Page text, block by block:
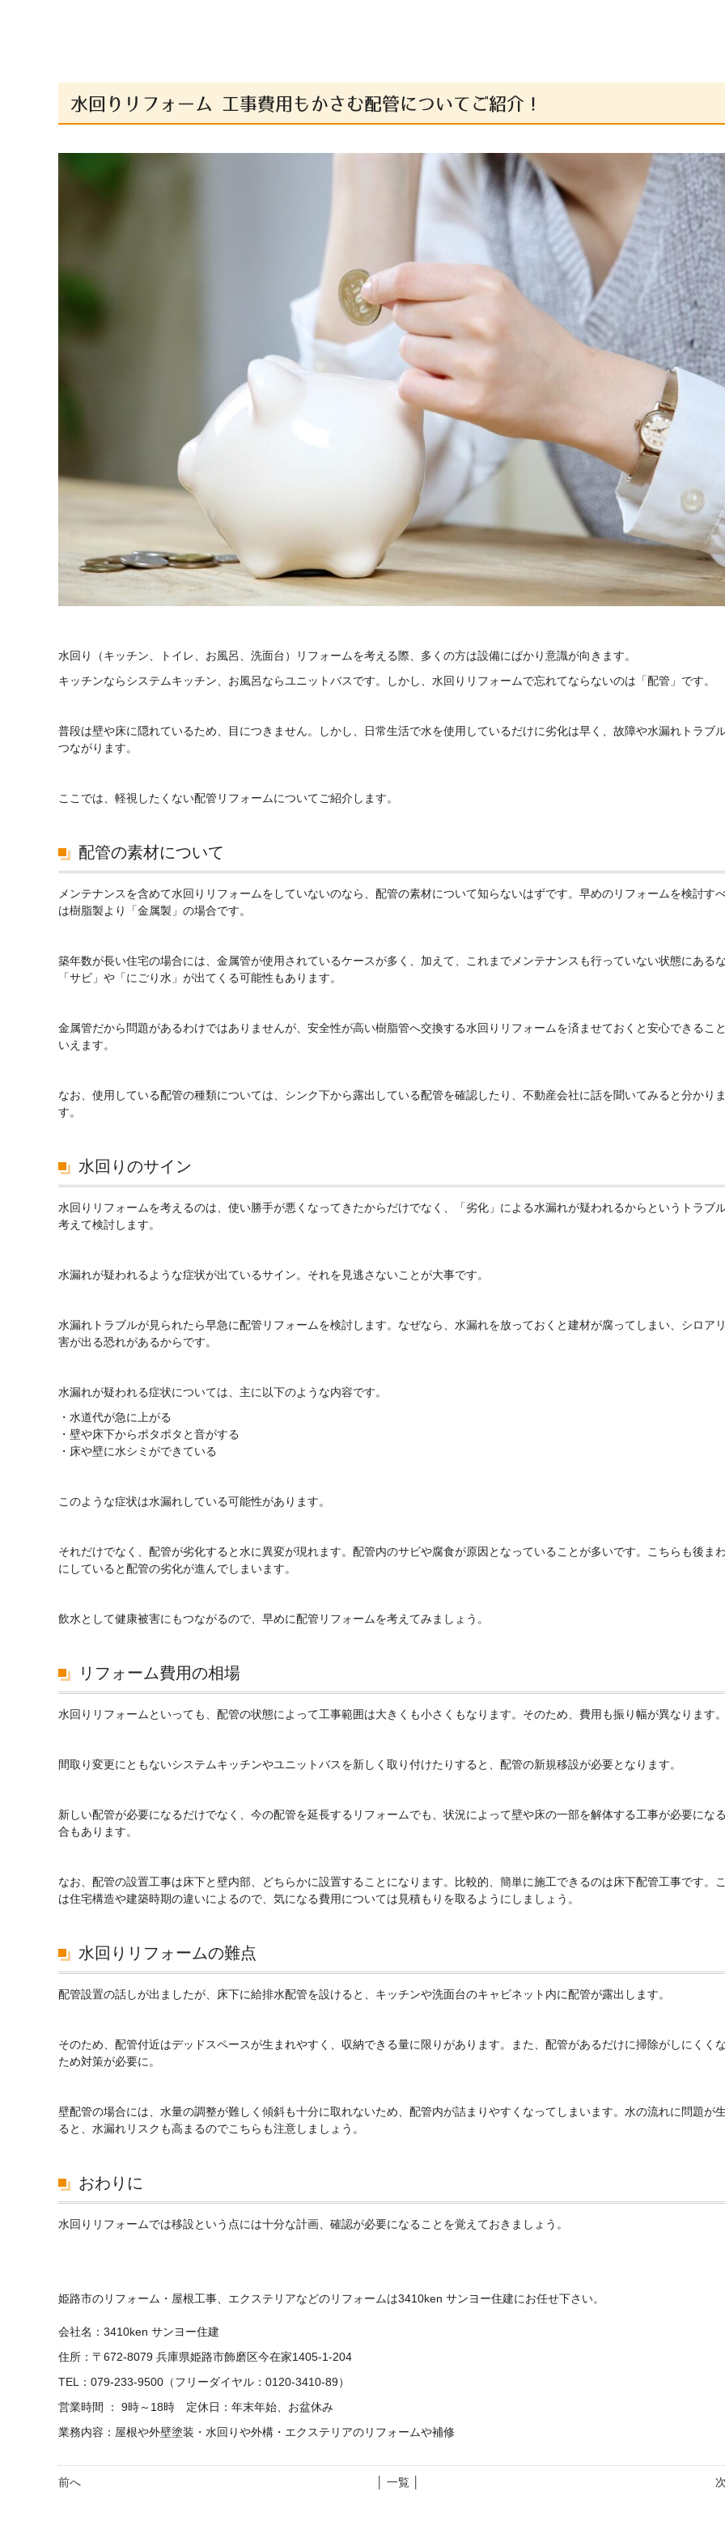
水回りリフォーム 工事費用もかさむ配管についてご紹介！
水回り（キッチン、トイレ、お風呂、洗面台）リフォームを考える際、多くの方は設備にばかり意識が向きます。
キッチンならシステムキッチン、お風呂ならユニットバスです。しかし、水回りリフォームで忘れてならないのは「配管」です。
普段は壁や床に隠れているため、目につきません。しかし、日常生活で水を使用しているだけに劣化は早く、故障や水漏れトラブ
つながります。
ここでは、軽視したくない配管リフォームについてご紹介します。
配管の素材について
メンテナンスを含めて水回りリフォームをしていないのなら、配管の素材について知らないはずです。早めのリフォームを検討す
は樹脂製より「金属製」の場合です。
築年数が長い住宅の場合には、金属管が使用されているケースが多く、加えて、これまでメンテナンスも行っていない状態にある
「サビ」や「にごり水」が出てくる可能性もあります。
金属管だから問題があるわけではありませんが、安全性が高い樹脂管へ交換する水回りリフォームを済ませておくと安心できるこ
いえます。
なお、使用している配管の種類については、シンク下から露出している配管を確認したり、不動産会社に話を聞いてみると分かり
す。
水回りのサイン
水回りリフォームを考えるのは、使い勝手が悪くなってきたからだけでなく、「劣化」による水漏れが疑われるからというトラブ
考えて検討します。
水漏れが疑われるような症状が出ているサイン。それを見逃さないことが大事です。
水漏れトラブルが見られたら早急に配管リフォームを検討します。なぜなら、水漏れを放っておくと建材が腐ってしまい、シロア
害が出る恐れがあるからです。
水漏れが疑われる症状については、主に以下のような内容です。
・水道代が急に上がる
・壁や床下からポタポタと音がする
・床や壁に水シミができている
このような症状は水漏れしている可能性があります。
それだけでなく、配管が劣化すると水に異変が現れます。配管内のサビや腐食が原因となっていることが多いです。こちらも後ま
にしていると配管の劣化が進んでしまいます。
飲水として健康被害にもつながるので、早めに配管リフォームを考えてみましょう。
リフォーム費用の相場
水回りリフォームといっても、配管の状態によって工事範囲は大きくも小さくもなります。そのため、費用も振り幅が異なります
間取り変更にともないシステムキッチンやユニットバスを新しく取り付けたりすると、配管の新規移設が必要となります。
新しい配管が必要になるだけでなく、今の配管を延長するリフォームでも、状況によって壁や床の一部を解体する工事が必要にな
合もあります。
なお、配管の設置工事は床下と壁内部、どちらかに設置することになります。比較的、簡単に施工できるのは床下配管工事です。
は住宅構造や建築時期の違いによるので、気になる費用については見積もりを取るようにしましょう。
水回りリフォームの難点
配管設置の話しが出ましたが、床下に給排水配管を設けると、キッチンや洗面台のキャビネット内に配管が露出します。
そのため、配管付近はデッドスペースが生まれやすく、収納できる量に限りがあります。また、配管があるだけに掃除がしにくく
ため対策が必要に。
壁配管の場合には、水量の調整が難しく傾斜も十分に取れないため、配管内が詰まりやすくなってしまいます。水の流れに問題が
ると、水漏れリスクも高まるのでこちらも注意しましょう。
おわりに
水回りリフォームでは移設という点には十分な計画、確認が必要になることを覚えておきましょう。
姫路市のリフォーム・屋根工事、エクステリアなどのリフォームは3410ken サンヨー住建にお任せ下さい。
会社名：3410ken サンヨー住建
住所：〒672-8079 兵庫県姫路市飾磨区今在家1405-1-204
TEL：079-233-9500（フリーダイヤル：0120-3410-89）
営業時間 ： 9時～18時 定休日：年末年始、お盆休み
業務内容：屋根や外壁塗装・水回りや外構・エクステリアのリフォームや補修
前へ │ 一覧 │